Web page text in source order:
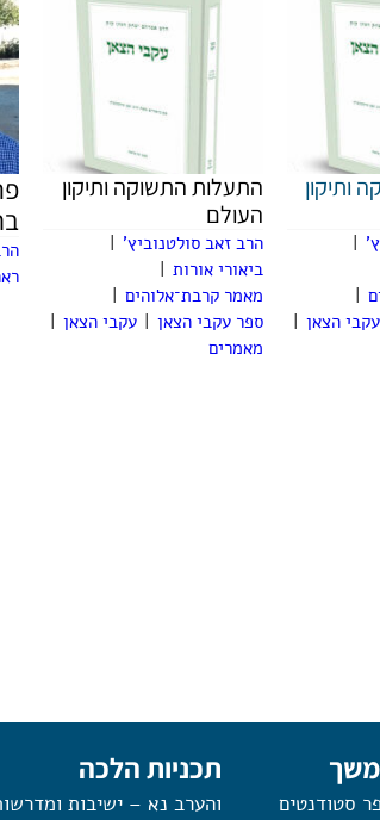
ותיקון
|
|
עקבי הצאן |
התעלות התשוקה ותיקון
העולם
הרב זאב סולטנוביץ' |
ביאורי אורות |
מאמר קרבת־אלוהים |
ספר עקבי הצאן | עקבי הצאן |
מאמרים
סטודנטים
תכניות הלכה
והערב נא – ישיבות